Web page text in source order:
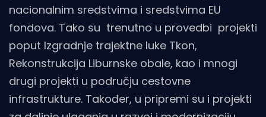
nacionalnim sredstvima i sredstvima EU
fondova. Tako su trenutno u provedbi projekti
poput Izgradnje trajektne luke Tkon,
Rekonstrukcija Liburnske obale, kao i mnogi
drugi projekti u području cestovne
infrastrukture. Također, u pripremi su i projekti